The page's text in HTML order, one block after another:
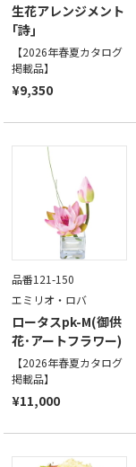
生花アレンジメント
｢詩｣
【2026年春夏カタログ
掲載品】
¥9,350
品番121-150
エミリオ・ロバ
ロータスpk-M(御供
花･アートフラワー)
【2026年春夏カタログ
掲載品】
¥11,000